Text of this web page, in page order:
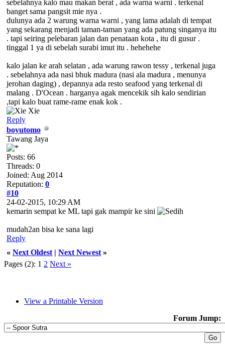
sebelahnya kalo mau makan berat , ada warna warni . terkenal
banget sama pangsit mie nya .
dulunya ada 2 warung warna warni , yang lama adalah di tempat
yang sekarang menjadi taman-taman yang ada patung singanya itu
. tapi seiring pelebaran jalan dan penataan kota , itu di gusur .
tinggal 1 ya di sebelah surabi imut itu . hehehehe
kalo jalan ke arah selatan , ada warung rawon tessy , terkenal juga
. sebelahnya ada nasi bhuk madura (nasi ala madura , menunya
jerohan daging) , depannya ada resto seafood yang terkenal di
malang . D'Ocean . harganya agak mencekik sih kalo sendirian
,tapi kalo buat rame-rame enak kok .
Reply
boyutomo
Tawang Jaya
Posts: 66
Threads: 0
Joined: Aug 2014
Reputation: 0
#10
24-02-2015, 10:29 AM
kemarin sempat ke ML tapi gak mampir ke sini
mudah2an bisa ke sana lagi
Reply
« Next Oldest | Next Newest »
Pages (2): 1 2 Next »
View a Printable Version
Forum Jump: